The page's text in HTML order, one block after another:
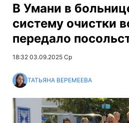
В Умани в
систему очистки
передало
18:32 03.09.2025 Ср
ТАТЬЯНА ВЕРЕМЕЕВА